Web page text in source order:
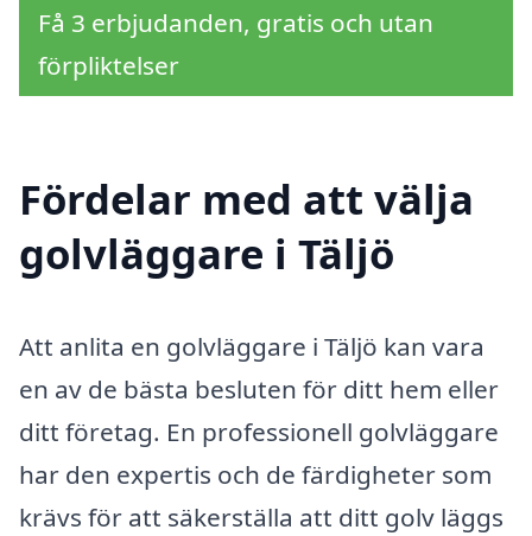
Få 3 erbjudanden, gratis och utan
förpliktelser
Fördelar med att välja
golvläggare i Täljö
Att anlita en golvläggare i Täljö kan vara
en av de bästa besluten för ditt hem eller
ditt företag. En professionell golvläggare
har den expertis och de färdigheter som
krävs för att säkerställa att ditt golv läggs